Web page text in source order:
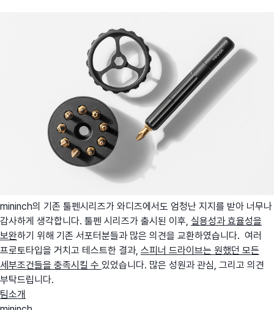
mininch의 기존 툴펜시리즈가 와디즈에서도 엄청난 지지를 받아 너무나
감사하게 생각합니다. 툴펜 시리즈가 출시된 이후, 실용성과 효율성을
보완하기 위해 기존 서포터분들과 많은 의견을 교환하였습니다. 여러
프로토타입을 거치고 테스트한 결과, 스피너 드라이브는 원했던 모든
세부조건들을 충족시킬 수 있었습니다. 많은 성원과 관심, 그리고 의견
부탁드립니다.
팀소개